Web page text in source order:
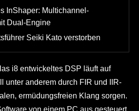
InShaper: Multichannel-
Dual-Engine
Seiki Kato verstorben
i8 entwickeltes DSP läuft auf
unter anderem durch FIR und IIR-
ermüdungsfreien Klang sorgen.
von einem PC aus gesteuert